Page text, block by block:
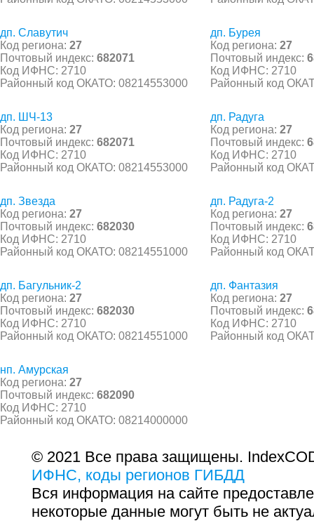
дп. Славутич
Код региона: 27
Почтовый индекс: 682071
Код ИФНС: 2710
Районный код ОКАТО: 08214553000
дп. Бурея
Код региона: 27
Почтовый индекс:
Код ИФНС: 2710
Районный код
дп. ШЧ-13
Код региона: 27
Почтовый индекс: 682071
Код ИФНС: 2710
Районный код ОКАТО: 08214553000
дп. Радуга
Код региона: 27
Почтовый индекс:
Код ИФНС: 2710
Районный код
дп. Звезда
Код региона: 27
Почтовый индекс: 682030
Код ИФНС: 2710
Районный код ОКАТО: 08214551000
дп. Радуга-2
Код региона: 27
Почтовый индекс:
Код ИФНС: 2710
Районный код
дп. Багульник-2
Код региона: 27
Почтовый индекс: 682030
Код ИФНС: 2710
Районный код ОКАТО: 08214551000
дп. Фантазия
Код региона: 27
Почтовый индекс:
Код ИФНС: 2710
Районный код
нп. Амурская
Код региона: 27
Почтовый индекс: 682090
Код ИФНС: 2710
Районный код ОКАТО: 08214000000
© 2021 Все права защищены.
ИФНС, коды регионов ГИБДД
Вся информация на сайте
некоторые данные могут быть не